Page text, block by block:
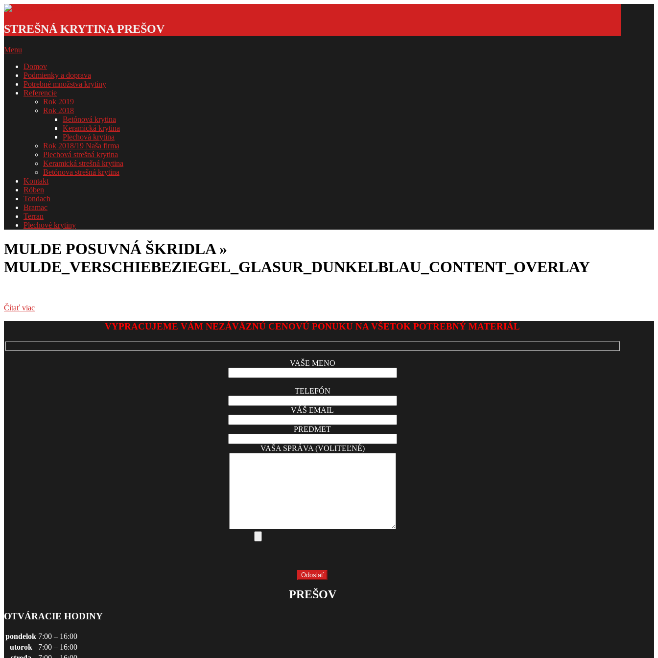
Skip
content
krytina
GSDOM
STREŠNÁ KRYTINA PREŠOV
Primary
Menu
Menu
Domov
Podmienky a doprava
Potrebné množstva krytiny
Referencie
Rok 2019
Rok 2018
Betónová krytina
Keramická krytina
Plechová krytina
Rok 2018/19 Naša firma
Plechová strešná krytina
Keramická strešná krytina
Betónova strešná krytina
Kontakt
Röben
Tondach
Bramac
Terran
Plechové krytiny
MULDE POSUVNÁ ŠKRIDLA »
MULDE_VERSCHIEBEZIEGEL_GLASUR_DUNKELBLAU_CONTENT_OVERLAY
Čítať viac
2017-
03
VYPRACUJEME VÁM NEZÁVÄZNÚ CENOVÚ PONUKU NA VŠETOK POTREBNÝ MATERIÁL
VAŠE MENO
TELEFÓN
VÁŠ EMAIL
PREDMET
VAŠA SPRÁVA (VOLITEĽNÉ)
PREŠOV
OTVÁRACIE HODINY
pondelok 7:00 – 16:00
utorok
7:00 – 16:00